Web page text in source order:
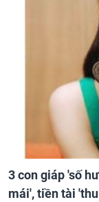
3 con giáp 'số
mái', tiền tài